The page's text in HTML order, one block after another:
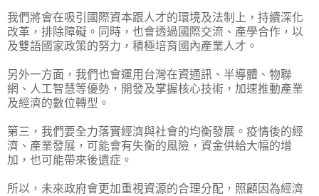
我們將會在吸引國際資本跟人才的環境及法制上，持續深化
改革，排除障礙。同時，也會透過國際交流、產學合作，以
及雙語國家政策的努力，積極培育國內產業人才。
另外一方面，我們也會運用台灣在資通訊、半導體、物聯
網、人工智慧等優勢，開發及掌握核心技術，加速推動產業
及經濟的數位轉型。
第三，我們要全力落實經濟與社會的均衡發展。疫情後的經
濟、產業發展，可能會有失衡的風險，資金供給大幅的增
加，也可能帶來後遺症。
所以，未來政府會更加重視資源的合理分配，照顧因為經濟